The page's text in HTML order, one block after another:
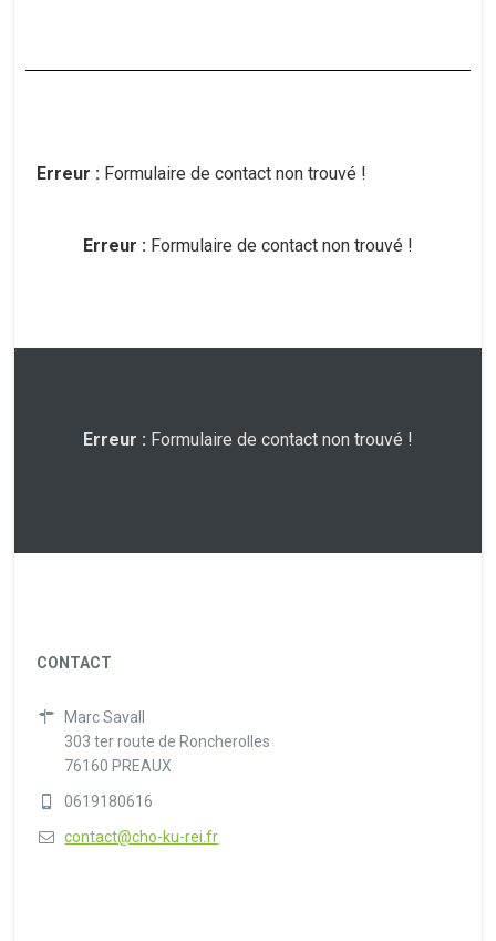
Erreur : Formulaire de contact non trouvé !
Erreur : Formulaire de contact non trouvé !
Erreur : Formulaire de contact non trouvé !
CONTACT
Marc Savall
303 ter route de Roncherolles
76160 PREAUX
0619180616
contact@cho-ku-rei.fr